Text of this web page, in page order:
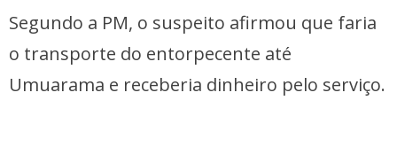
Segundo a PM, o suspeito afirmou que faria
o transporte do entorpecente até
Umuarama e receberia dinheiro pelo serviço.